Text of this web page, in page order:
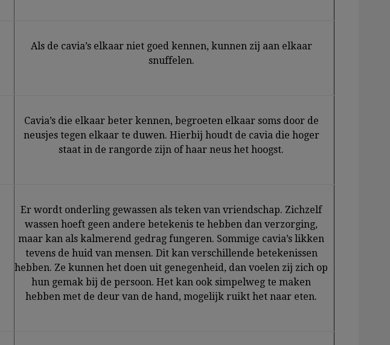
Als de cavia’s elkaar niet goed kennen, kunnen zij aan elkaar
snuffelen.
Cavia’s die elkaar beter kennen, begroeten elkaar soms door de
neusjes tegen elkaar te duwen. Hierbij houdt de cavia die hoger
staat in de rangorde zijn of haar neus het hoogst.
Er wordt onderling gewassen als teken van vriendschap. Zichzelf
wassen hoeft geen andere betekenis te hebben dan verzorging,
maar kan als kalmerend gedrag fungeren. Sommige cavia’s likken
tevens de huid van mensen. Dit kan verschillende betekenissen
hebben. Ze kunnen het doen uit genegenheid, dan voelen zij zich op
hun gemak bij de persoon. Het kan ook simpelweg te maken
hebben met de deur van de hand, mogelijk ruikt het naar eten.